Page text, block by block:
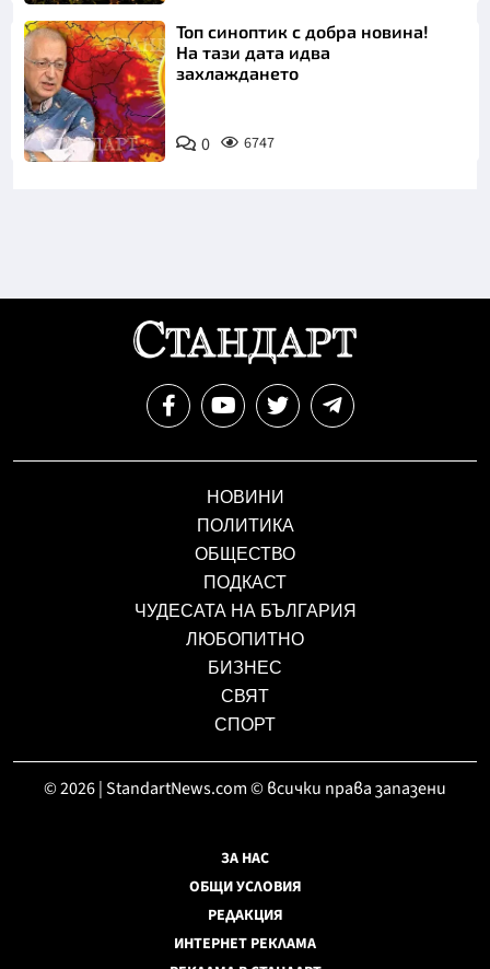
Топ синоптик с добра новина!
На тази дата идва
захлаждането
0 6747
НОВИНИ
ПОЛИТИКА
ОБЩЕСТВО
ПОДКАСТ
ЧУДЕСАТА НА БЪЛГАРИЯ
ЛЮБОПИТНО
БИЗНЕС
СВЯТ
СПОРТ
© 2026 | StandartNews.com © всички права запазени
ЗА НАС
ОБЩИ УСЛОВИЯ
РЕДАКЦИЯ
ИНТЕРНЕТ РЕКЛАМА